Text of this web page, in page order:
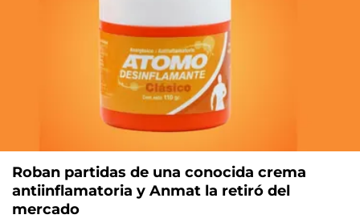
Roban partidas de una conocida crema
antiinflamatoria y Anmat la retiró del
mercado